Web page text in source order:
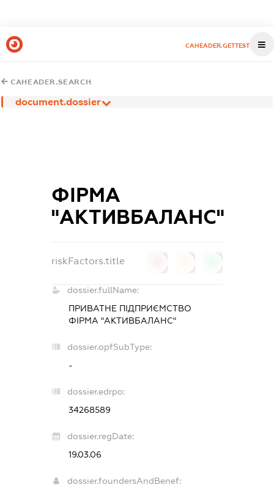
CAHEADER.GETTEST
CAHEADER.SEARCH
document.dossier
ФІРМА
"АКТИВБАЛАНС"
riskFactors.title
dossier.fullName:
ПРИВАТНЕ ПІДПРИЄМСТВО
ФІРМА "АКТИВБАЛАНС"
dossier.opfSubType:
-
dossier.edrpo:
34268589
dossier.regDate:
19.03.06
dossier.foundersAndBenef: